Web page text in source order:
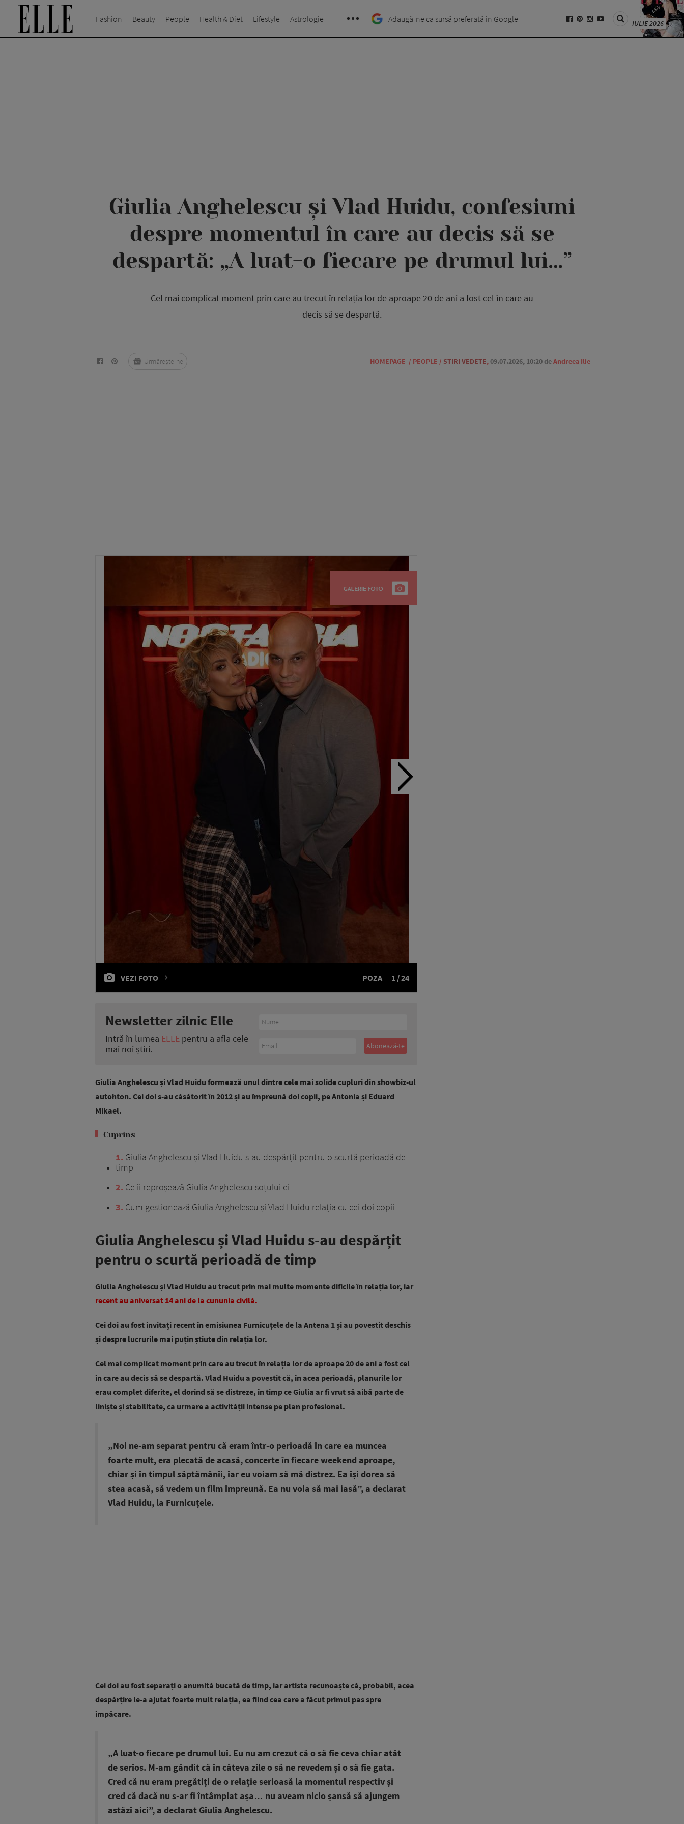
Fashion Beauty People Health & Diet Lifestyle Astrologie Adaugă-ne ca sursă preferată în Google IULIE 2026
Giulia Anghelescu și Vlad Huidu, confesiuni
despre momentul în care au decis să se
despartă: „A luat-o fiecare pe drumul lui…”
Cel mai complicat moment prin care au trecut în relația lor de aproape 20 de ani a fost cel în care au
decis să se despartă.
—HOMEPAGE / PEOPLE / STIRI VEDETE,09.07.2026, 10:20 deAndreea Ilie
Urmărește-ne
VEZI FOTO POZA 1 / 24
Newsletter zilnic Elle
Intră în lumea ELLE pentru a afla cele
mai noi știri.
Giulia Anghelescu și Vlad Huidu formează unul dintre cele mai solide cupluri din showbiz-ul
autohton. Cei doi s-au căsătorit în 2012 și au împreună doi copii, pe Antonia și Eduard
Mikael.
Cuprins
1 Giulia Anghelescu și Vlad Huidu s-au despărțit pentru o scurtă perioadă de
timp
2 Ce îi reproșează Giulia Anghelescu soțului ei
3 Cum gestionează Giulia Anghelescu și Vlad Huidu relația cu cei doi copii
Giulia Anghelescu și Vlad Huidu s-au despărțit
pentru o scurtă perioadă de timp
Giulia Anghelescu și Vlad Huidu au trecut prin mai multe momente dificile în relația lor, iar
recent au aniversat 14 ani de la cununia civilă.
Cei doi au fost invitați recent în emisiunea Furnicuțele de la Antena 1 și au povestit deschis
și despre lucrurile mai puțin știute din relația lor.
Cel mai complicat moment prin care au trecut în relația lor de aproape 20 de ani a fost cel
în care au decis să se despartă. Vlad Huidu a povestit că, în acea perioadă, planurile lor
erau complet diferite, el dorind să se distreze, în timp ce Giulia ar fi vrut să aibă parte de
liniște și stabilitate, ca urmare a activității intense pe plan profesional.
„Noi ne-am separat pentru că eram într-o perioadă în care ea muncea
foarte mult, era plecată de acasă, concerte în fiecare weekend aproape,
chiar și în timpul săptămânii, iar eu voiam să mă distrez. Ea își dorea să
stea acasă, să vedem un film împreună. Ea nu voia să mai iasă”, a declarat
Vlad Huidu, la Furnicuțele.
Cei doi au fost separați o anumită bucată de timp, iar artista recunoaște că, probabil, acea
despărțire le-a ajutat foarte mult relația, ea fiind cea care a făcut primul pas spre
împăcare.
„A luat-o fiecare pe drumul lui. Eu nu am crezut că o să fie ceva chiar atât
de serios. M-am gândit că în câteva zile o să ne revedem și o să fie gata.
Cred că nu eram pregătiți de o relație serioasă la momentul respectiv și
cred că dacă nu s-ar fi întâmplat așa… nu aveam nicio șansă să ajungem
astăzi aici”, a declarat Giulia Anghelescu.